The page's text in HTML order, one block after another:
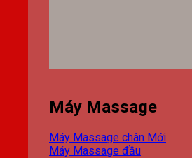
Máy Massage
Máy Massage chân
Máy Massage đầu